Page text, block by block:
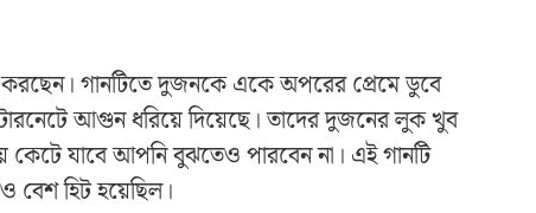
করছেন। গানটিতে দুজনকে একে অপরের প্রেমে ডুবে
আগুন ধরিয়ে দিয়েছে। তাদের দুজনের লুক খুব
যাবে আপনি বুঝতেও পারবেন না। এই গানটি
বেশ হিট হয়েছিল।